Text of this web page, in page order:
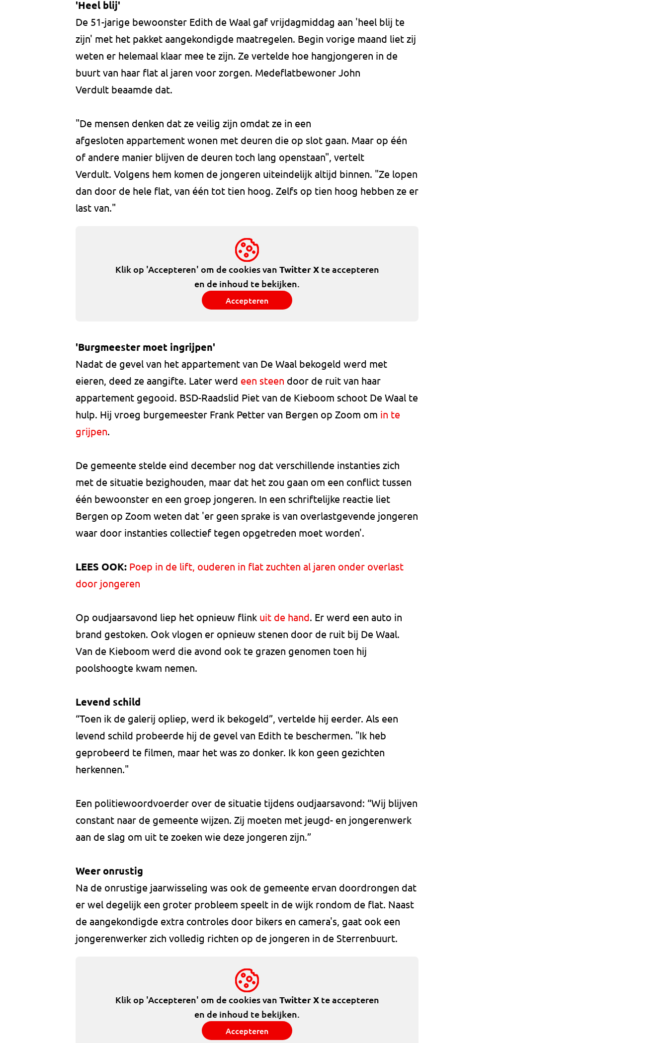
'Heel blij'
De 51-jarige bewoonster Edith de Waal gaf vrijdagmiddag aan 'heel blij te
zijn' met het pakket aangekondigde maatregelen. Begin vorige maand liet zij
weten er helemaal klaar mee te zijn. Ze vertelde hoe hangjongeren in de
buurt van haar flat al jaren voor zorgen. Medeflatbewoner John
Verdult beaamde dat.
"De mensen denken dat ze veilig zijn omdat ze in een
afgesloten appartement wonen met deuren die op slot gaan. Maar op één
of andere manier blijven de deuren toch lang openstaan", vertelt
Verdult. Volgens hem komen de jongeren uiteindelijk altijd binnen. "Ze lopen
dan door de hele flat, van één tot tien hoog. Zelfs op tien hoog hebben ze er
last van."
Klik op 'Accepteren' om de cookies van Twitter Xte accepteren
en de inhoud te bekijken.
Accepteren
'Burgmeester moet ingrijpen'
Nadat de gevel van het appartement van De Waal bekogeld werd met
eieren, deed ze aangifte. Later werd een steen door de ruit van haar
appartement gegooid. BSD-Raadslid Piet van de Kieboom schoot De Waal te
hulp. Hij vroeg burgemeester Frank Petter van Bergen op Zoom om in te
grijpen.
De gemeente stelde eind december nog dat verschillende instanties zich
met de situatie bezighouden, maar dat het zou gaan om een conflict tussen
één bewoonster en een groep jongeren. In een schriftelijke reactie liet
Bergen op Zoom weten dat 'er geen sprake is van overlastgevende jongeren
waar door instanties collectief tegen opgetreden moet worden'.
LEES OOK: Poep in de lift, ouderen in flat zuchten al jaren onder overlast
door jongeren
Op oudjaarsavond liep het opnieuw flink uit de hand. Er werd een auto in
brand gestoken. Ook vlogen er opnieuw stenen door de ruit bij De Waal.
Van de Kieboom werd die avond ook te grazen genomen toen hij
poolshoogte kwam nemen.
Levend schild
“Toen ik de galerij opliep, werd ik bekogeld”, vertelde hij eerder. Als een
levend schild probeerde hij de gevel van Edith te beschermen. "Ik heb
geprobeerd te filmen, maar het was zo donker. Ik kon geen gezichten
herkennen."
Een politiewoordvoerder over de situatie tijdens oudjaarsavond: “Wij blijven
constant naar de gemeente wijzen. Zij moeten met jeugd- en jongerenwerk
aan de slag om uit te zoeken wie deze jongeren zijn.”
Weer onrustig
Na de onrustige jaarwisseling was ook de gemeente ervan doordrongen dat
er wel degelijk een groter probleem speelt in de wijk rondom de flat. Naast
de aangekondigde extra controles door bikers en camera's, gaat ook een
jongerenwerker zich volledig richten op de jongeren in de Sterrenbuurt.
Klik op 'Accepteren' om de cookies van Twitter Xte accepteren
en de inhoud te bekijken.
Accepteren